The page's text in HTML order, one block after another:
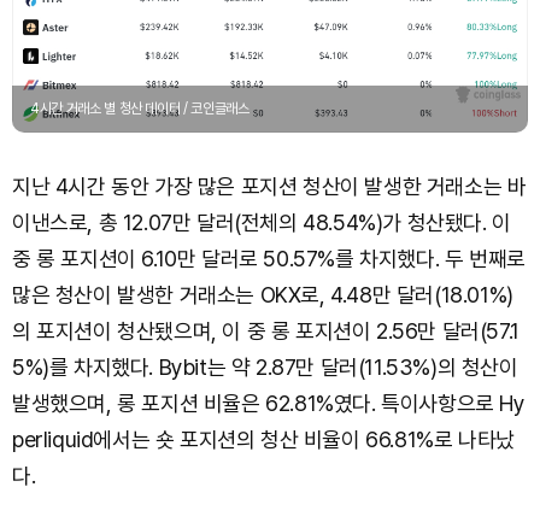
4시간 거래소 별 청산 데이터 / 코인글래스
지난 4시간 동안 가장 많은 포지션 청산이 발생한 거래소는 바
이낸스로, 총 12.07만 달러(전체의 48.54%)가 청산됐다. 이
중 롱 포지션이 6.10만 달러로 50.57%를 차지했다. 두 번째로
많은 청산이 발생한 거래소는 OKX로, 4.48만 달러(18.01%)
의 포지션이 청산됐으며, 이 중 롱 포지션이 2.56만 달러(57.1
5%)를 차지했다. Bybit는 약 2.87만 달러(11.53%)의 청산이
발생했으며, 롱 포지션 비율은 62.81%였다. 특이사항으로 Hy
perliquid에서는 숏 포지션의 청산 비율이 66.81%로 나타났
다.